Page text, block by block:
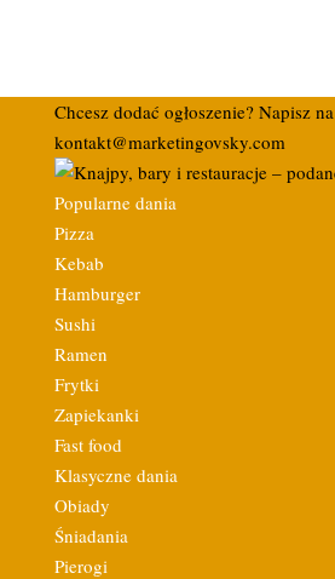
Chcesz dodać ogłoszenie? Napisz na
kontakt@marketingovsky.com
Popularne dania
Pizza
Kebab
Hamburger
Sushi
Ramen
Frytki
Zapiekanki
Fast food
Klasyczne dania
Obiady
Śniadania
Pierogi